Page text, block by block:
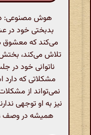
هوش مصنوعی: در
بدبختی خود
می‌کند که معشوق
تلاش می‌کند، بختش
ناتوانی خود
مشکلاتی که دارد
نمی‌تواند از
نیز به او توجهی
همیشه در وصف